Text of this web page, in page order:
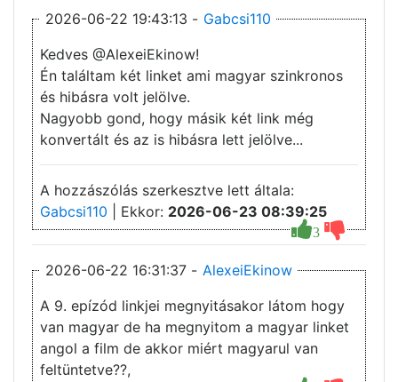
2026-06-22 19:43:13 - Gabcsi110
3
Kedves @AlexeiEkinow!
Én találtam két linket ami magyar szinkronos
és hibásra volt jelölve.
Nagyobb gond, hogy másik két link még
konvertált és az is hibásra lett jelölve...
A hozzászólás szerkesztve lett általa:
Gabcsi110 | Ekkor: 2026-06-23 08:39:25
2026-06-22 16:31:37 - AlexeiEkinow
A 9. epízód linkjei megnyitásakor látom hogy
van magyar de ha megnyitom a magyar linket
angol a film de akkor miért magyarul van
feltüntetve??,